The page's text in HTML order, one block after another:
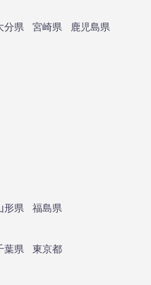
分県 宮崎県
鹿児島県
形県
福島県
葉県
東京都